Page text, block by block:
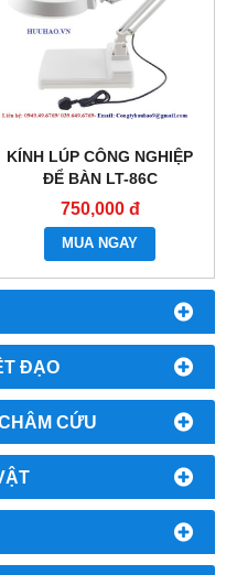
ĐẠO
CỨU
KÍNH LÚP CÔNG NGHIỆP
ĐỂ BÀN LT-86C
750,000 đ
MUA NGAY